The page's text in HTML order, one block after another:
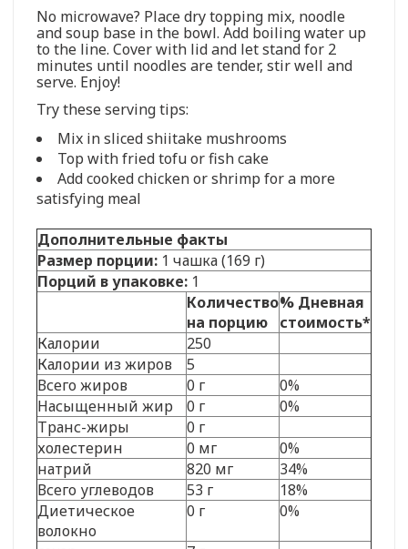
No microwave? Place dry topping mix, noodle
and soup base in the bowl. Add boiling water up
to the line. Cover with lid and let stand for 2
minutes until noodles are tender, stir well and
serve. Enjoy!
Try these serving tips:
Mix in sliced shiitake mushrooms
Top with fried tofu or fish cake
Add cooked chicken or shrimp for a more
satisfying meal
Дополнительные факты
Размер порции: 1 чашка (169 г)
Порций в упаковке: 1
Количество
на порцию
% Дневная
стоимость*
Калории
250
Калории из жиров
5
Всего жиров
0 г
0%
Насыщенный жир
0 г
0%
Транс-жиры
0 г
холестерин
0 мг
0%
натрий
820 мг
34%
Всего углеводов
53 г
18%
Диетическое
волокно
0 г 0%